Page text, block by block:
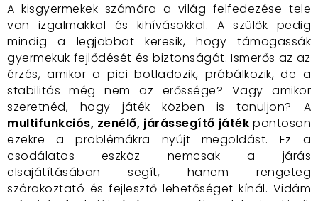
A kisgyermekek számára a világ felfedezése tele
van izgalmakkal és kihívásokkal. A szülők pedig
mindig a legjobbat keresik, hogy támogassák
gyermekük fejlődését és biztonságát. Ismerős az az
érzés, amikor a pici botladozik, próbálkozik, de a
stabilitás még nem az erőssége? Vagy amikor
szeretnéd, hogy játék közben is tanuljon? A
multifunkciós, zenélő, járássegítő játék pontosan
ezekre a problémákra nyújt megoldást. Ez a
csodálatos eszköz nemcsak a járás
elsajátításában segít, hanem rengeteg
szórakoztató és fejlesztő lehetőséget kínál. Vidám